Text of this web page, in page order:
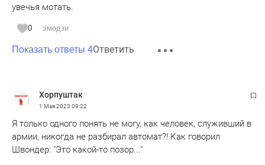
увечья мотать.
0 эмодзи
Показать ответы 4Ответить
Хорпуштак
1 Мая 2023 09:22
Я только одного понять не могу, как человек, служивший в
армии, никогда не разбирал автомат?! Как говорил
Швондер: "Это какой-то позор..."